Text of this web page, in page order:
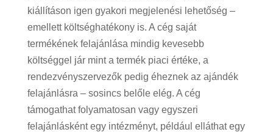
kiállításon igen gyakori megjelenési lehetőség –
emellett költséghatékony is. A cég saját
termékének felajánlása mindig kevesebb
költséggel jár mint a termék piaci értéke, a
rendezvényszervezők pedig éheznek az ajándék
felajánlásra – sosincs belőle elég. A cég
támogathat folyamatosan vagy egyszeri
felajánlásként egy intézményt, például elláthat egy